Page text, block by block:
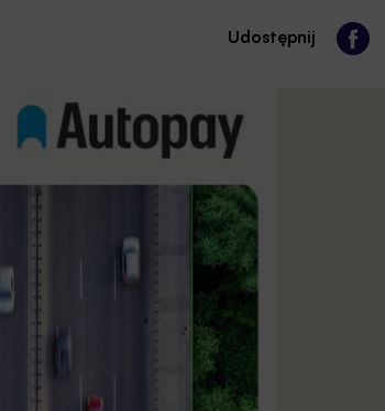
Udostępnij